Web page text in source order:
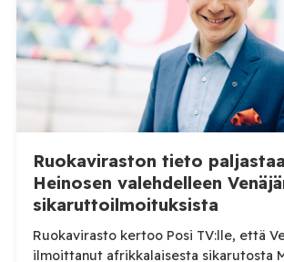
Ruokaviraston tieto
Heinosen valehdelleen
sikaruttoilmoituksista
Ruokavirasto kertoo Posi TV:lle, että
ilmoittanut afrikkalaisesta sikarutosta